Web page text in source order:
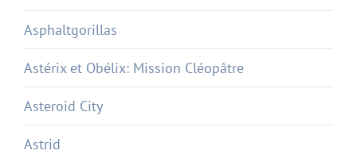
Asphaltgorillas
Astérix et Obélix: Mission Cléopâtre
Asteroid City
Astrid